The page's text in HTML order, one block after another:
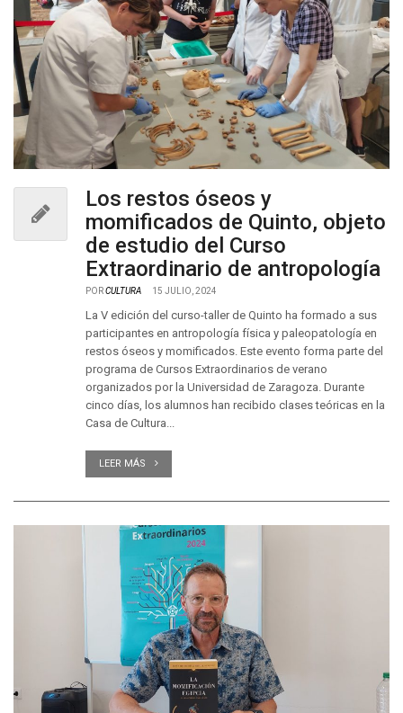
Los restos óseos y
momificados de Quinto, objeto
de estudio del Curso
Extraordinario de antropología
PORCULTURA 15 JULIO, 2024
La V edición del curso-taller de Quinto ha formado a sus
participantes en antropología física y paleopatología en
restos óseos y momificados. Este evento forma parte del
programa de Cursos Extraordinarios de verano
organizados por la Universidad de Zaragoza. Durante
cinco días, los alumnos han recibido clases teóricas en la
Casa de Cultura...
LEER MÁS